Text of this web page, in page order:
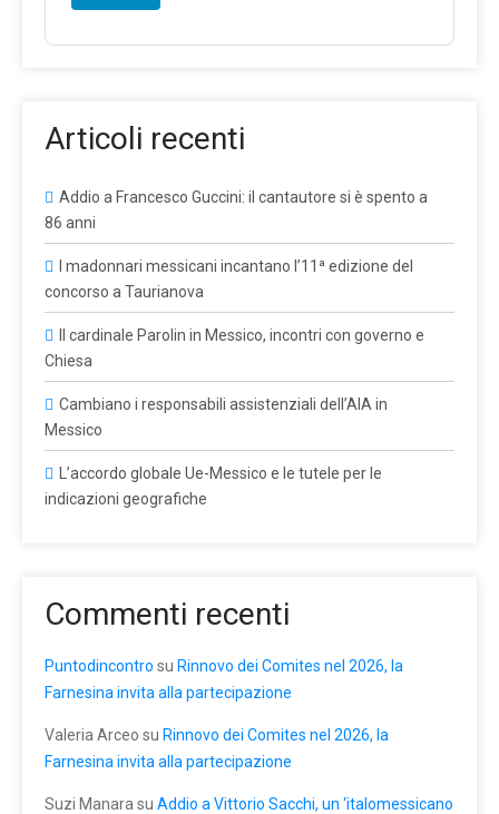
Articoli recenti
Addio a Francesco Guccini: il cantautore si è spento a
86 anni
I madonnari messicani incantano l’11ª edizione del
concorso a Taurianova
Il cardinale Parolin in Messico, incontri con governo e
Chiesa
Cambiano i responsabili assistenziali dell’AIA in
Messico
L’accordo globale Ue-Messico e le tutele per le
indicazioni geografiche
Commenti recenti
Puntodincontro su Rinnovo dei Comites nel 2026, la
Farnesina invita alla partecipazione
Valeria Arceo su Rinnovo dei Comites nel 2026, la
Farnesina invita alla partecipazione
Suzi Manara su Addio a Vittorio Sacchi, un ‘italomessicano